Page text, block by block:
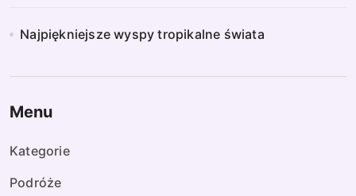
Najpiękniejsze wyspy tropikalne świata
Menu
Kategorie
Podróże